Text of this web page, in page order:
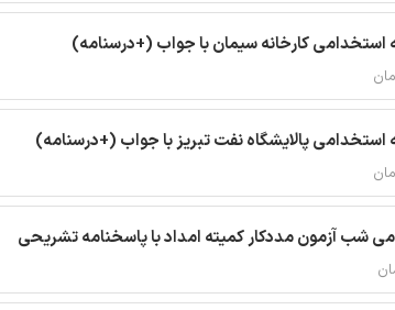
کارخانه سیمان با جواب (+درسنامه)
پالایشگاه نفت تبریز با جواب (+درسنامه)
شب آزمون مددکار کمیته امداد با پاسخنامه تشریحی